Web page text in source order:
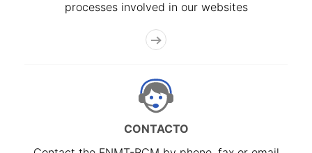
processes involved in our websites
CONTACTO